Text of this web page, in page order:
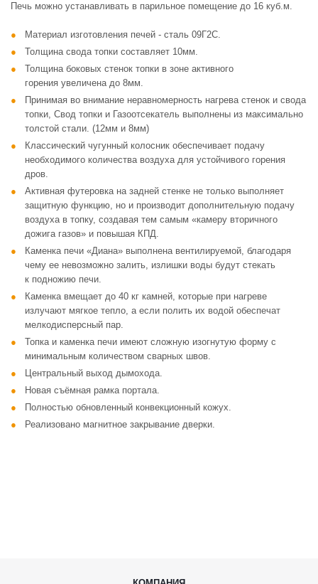
Печь можно устанавливать в парильное помещение до 16 куб.м.
Материал изготовления печей - сталь 09Г2С.
Толщина свода топки составляет 10мм.
Толщина боковых стенок топки в зоне активного
горения увеличена до 8мм.
Принимая во внимание неравномерность нагрева стенок и свода
топки, Свод топки и Газоотсекатель выполнены из максимально
толстой стали. (12мм и 8мм)
Классический чугунный колосник обеспечивает подачу
необходимого количества воздуха для устойчивого горения
дров.
Активная футеровка на задней стенке не только выполняет
защитную функцию, но и производит дополнительную подачу
воздуха в топку, создавая тем самым «камеру вторичного
дожига газов» и повышая КПД.
Каменка печи «Диана» выполнена вентилируемой, благодаря
чему ее невозможно залить, излишки воды будут стекать
к подножию печи.
Каменка вмещает до 40 кг камней, которые при нагреве
излучают мягкое тепло, а если полить их водой обеспечат
мелкодисперсный пар.
Топка и каменка печи имеют сложную изогнутую форму с
минимальным количеством сварных швов.
Центральный выход дымохода.
Новая съёмная рамка портала.
Полностью обновленный конвекционный кожух.
Реализовано магнитное закрывание дверки.